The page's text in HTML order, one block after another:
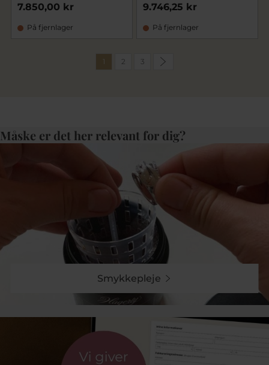
7.850,00 kr
På fjernlager
9.746,25 kr
På fjernlager
1 2 3
Måske er det her relevant for dig?
Smykkepleje